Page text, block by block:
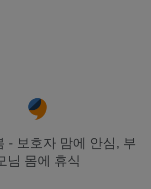
- 보호자 맘에 안심, 부
님 몸에 휴식